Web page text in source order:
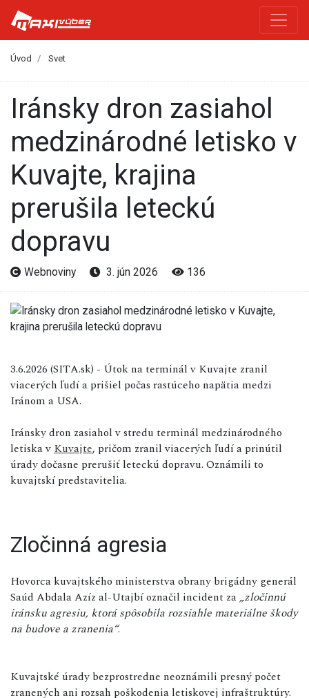
Úvod Svet
Iránsky dron zasiahol
medzinárodné letisko v
Kuvajte, krajina
prerušila leteckú
dopravu
Webnoviny 3. jún 2026 136
3.6.2026 (SITA.sk) - Útok na terminál v Kuvajte zranil
viacerých ľudí a prišiel počas rastúceho napätia medzi
Iránom a USA.
Iránsky dron zasiaholv stredu terminál medzinárodného
letiska v Kuvajte, pričom zranil viacerých ľudí a prinútil
úrady dočasne prerušiť leteckú dopravu. Oznámili to
kuvajtskí predstavitelia.
Zločinná agresia
Hovorca kuvajtského ministerstva obrany brigádny generál
Saúd Abdala Azíz al-Utajbí označil incident za „zločinnú
iránsku agresiu, ktorá spôsobila rozsiahle materiálne škody
na budove a zranenia“.
Kuvajtské úrady bezprostredne neoznámili presný počet
zranených ani rozsah poškodenia letiskovej infraštruktúry.